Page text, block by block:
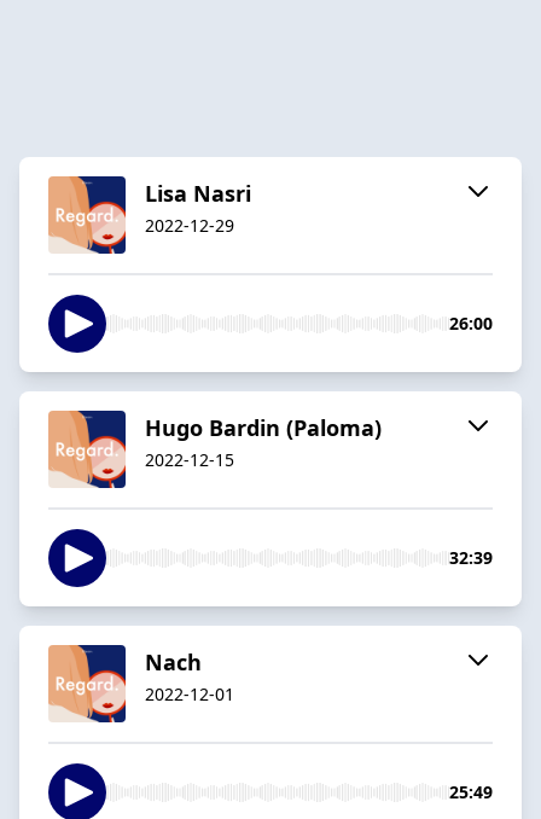
Lisa Nasri
2022-12-29
26:00
Hugo Bardin (Paloma)
2022-12-15
32:39
Nach
2022-12-01
25:49